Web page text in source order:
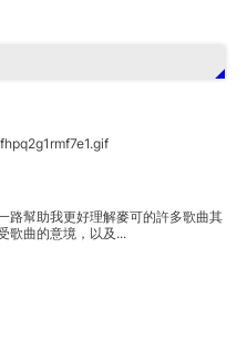
路幫助我更好理解麥可的許多歌曲其
歌曲的意境，以及...